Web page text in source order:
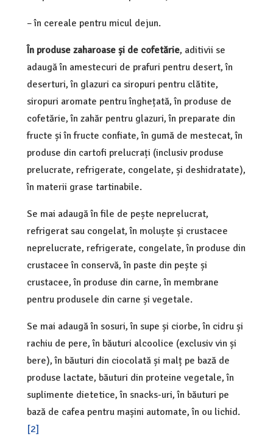
– în cereale pentru micul dejun.
În produse zaharoase și de cofetărie, aditivii se
adaugă în amestecuri de prafuri pentru desert, în
deserturi, în glazuri ca siropuri pentru clătite,
siropuri aromate pentru înghețată, în produse de
cofetărie, în zahăr pentru glazuri, în preparate din
fructe și în fructe confiate, în gumă de mestecat, în
produse din cartofi prelucrați (inclusiv produse
prelucrate, refrigerate, congelate, și deshidratate),
în materii grase tartinabile.
Se mai adaugă în file de pește neprelucrat,
refrigerat sau congelat, în moluște și crustacee
neprelucrate, refrigerate, congelate, în produse din
crustacee în conservă, în paste din pește și
crustacee, în produse din carne, în membrane
pentru produsele din carne și vegetale.
Se mai adaugă în sosuri, în supe și ciorbe, în cidru și
rachiu de pere, în băuturi alcoolice (exclusiv vin și
bere), în băuturi din ciocolată și malț pe bază de
produse lactate, băuturi din proteine vegetale, în
suplimente dietetice, în snacks-uri, în băuturi pe
bază de cafea pentru mașini automate, în ou lichid.
[2]